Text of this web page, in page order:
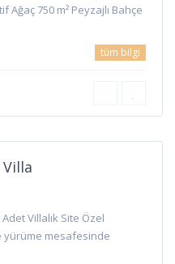
Ağaç 750 m² Peyzajlı Bahçe
tüm bilgi
Villa
Villalık Site Özel
yürüme mesafesinde